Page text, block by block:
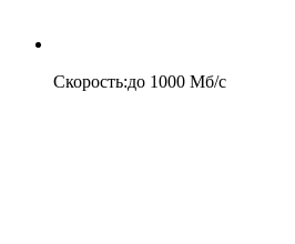
Скорость:до 1000 Мб/c